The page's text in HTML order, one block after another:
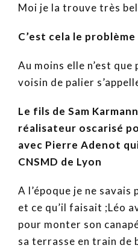
Moi je la trouve très
C’est cela le
Au moins elle n’est
voisin de palier
Le fils de Sam
réalisateur oscarisé
avec Pierre Adenot
CNSMD de Lyon
A l’époque je ne
et ce qu’il faisait ;Léo
pour monter son
sa terrasse en train de